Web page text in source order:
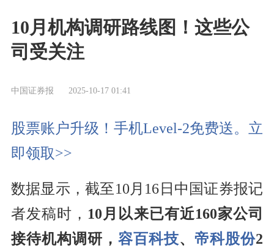
10月机构调研路线图！这些公
司受关注
中国证券报 2025-10-17 01:41
股票账户升级！手机Level-2免费送。立
即领取>>
数据显示，截至10月16日中国证券报记
者发稿时， 10月以来已有近160家公司
接待机构调研， 容百科技、帝科股份2